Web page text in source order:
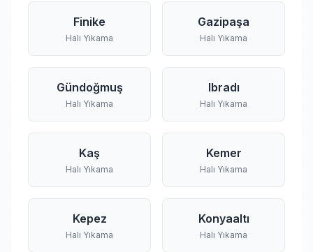
Finike
Halı Yıkama
Gazipaşa
Halı Yıkama
Gündoğmuş
Halı Yıkama
Ibradı
Halı Yıkama
Kaş
Halı Yıkama
Kemer
Halı Yıkama
Kepez
Halı Yıkama
Konyaaltı
Halı Yıkama